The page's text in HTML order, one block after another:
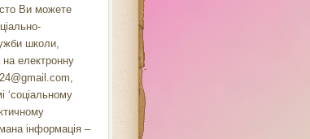
Ви можете
школи,
електронну
,
‘соціальному
інформація –